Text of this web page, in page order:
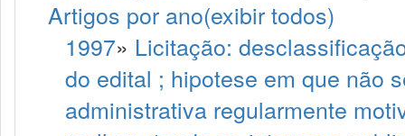
Artigos por ano(exibir todos)
1997» Licitação:
do edital ; hipotese em que não
administrativa regularmente